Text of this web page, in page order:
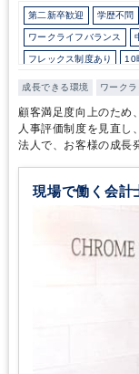
の考える「真のプロ
味があるだけではな
「公認会計士として
りがいを感じたい」
第二新卒歓迎 学歴不問
ワークライフバランス
フレックス制度あり 10
所定労働時間8時間未満
完全週休2日制 年間休
顧客開拓にノウハウあり
ダブルライセンス(公認会
成長できる環境 ワーク
顧客満足度向上のため
人事評価制度を見直し
法人で、お客様の成長
現場で働く会計